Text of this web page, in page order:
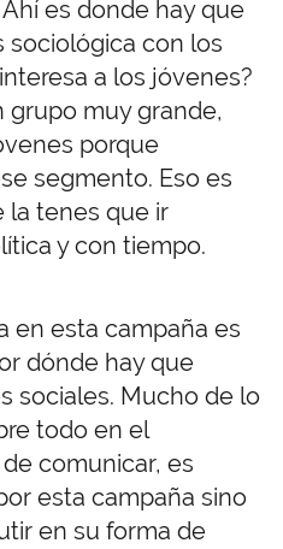
es donde hay que
sociológica con los
a los jóvenes?
grupo muy grande,
porque
segmento. Eso es
la tenes que ir
y con tiempo.
en esta campaña es
dónde hay que
sociales. Mucho de lo
todo en el
comunicar, es
esta campaña sino
en su forma de